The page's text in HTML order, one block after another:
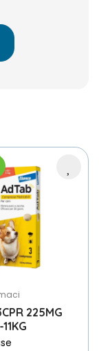
225MG